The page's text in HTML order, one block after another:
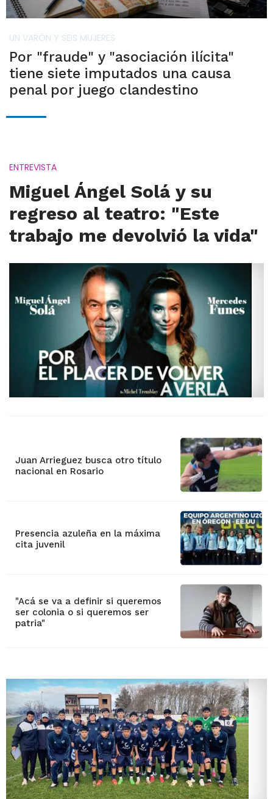
UN VARÓN Y SEIS MUJERES
Por "fraude" y "asociación ilícita"
tiene siete imputados una causa
penal por juego clandestino
ENTREVISTA
Miguel Ángel Solá y su
regreso al teatro: "Este
trabajo me devolvió la vida"
Juan Arrieguez busca otro título
nacional en Rosario
Presencia azuleña en la máxima
cita juvenil
"Acá se va a definir si queremos
ser colonia o si queremos ser
patria"